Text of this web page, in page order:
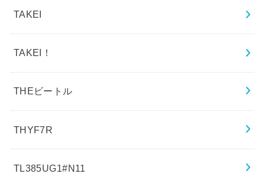
TAKEI
TAKEI！
THEビートル
THYF7R
TL385UG1#N11